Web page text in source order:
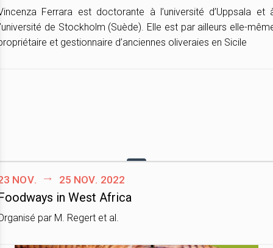
Ferrara est doctorante à l’université d’Uppsala et
de Stockholm (Suède). Elle est par ailleurs elle-
et gestionnaire d’anciennes oliveraies en Sicile
nov. 25 nov. 2022
in West Africa
par M. Regert et al.